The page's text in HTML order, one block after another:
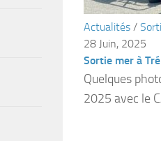
Actualités /
28 Juin, 2025
Sortie mer à
Quelques
2025 avec le